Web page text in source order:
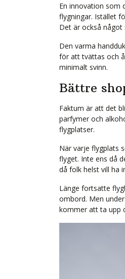
En innovation som
flygningar. Istället
Det är också
Den varma
för att tvättas och
minimalt svinn.
Bättre
Faktum är att det
parfymer och
flygplatser.
När varje flygplats
flyget. Inte ens då
då folk helst vill ha
Länge fortsatte
ombord. Men
kommer att ta upp